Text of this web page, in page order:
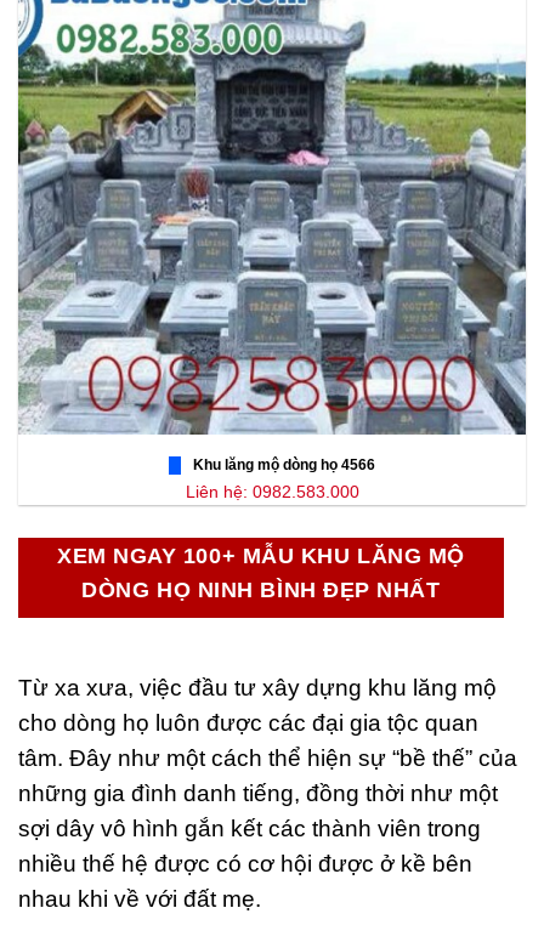
Khu lăng mộ dòng họ 4566
Liên hệ: 0982.583.000
XEM NGAY 100+ MẪU KHU LĂNG MỘ
DÒNG HỌ NINH BÌNH ĐẸP NHẤT
Từ xa xưa, việc đầu tư xây dựng khu lăng mộ
cho dòng họ luôn được các đại gia tộc quan
tâm. Đây như một cách thể hiện sự “bề thế” của
những gia đình danh tiếng, đồng thời như một
sợi dây vô hình gắn kết các thành viên trong
nhiều thế hệ được có cơ hội được ở kề bên
nhau khi về với đất mẹ.